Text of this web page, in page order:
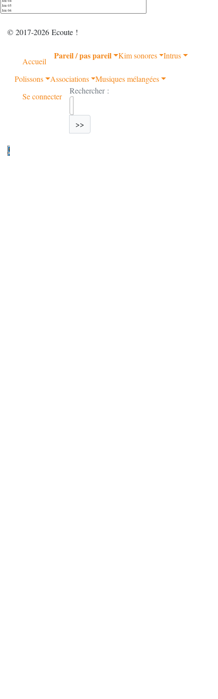
© 2017-2026 Ecoute !
Accueil
Pareil / pas pareil Kim sonores Intrus
Polissons Associations
Musiques mélangées
Se connecter
Rechercher :
>>